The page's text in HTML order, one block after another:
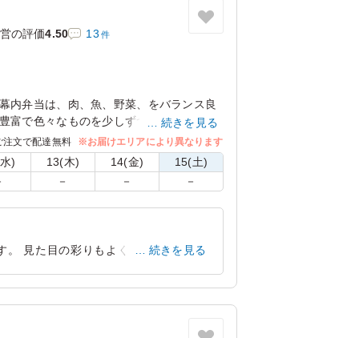
の評価4.50 13 件
内弁当は、肉、魚、野菜、をバランス良
富で色々なものを少しずつ食べたい方に
続きを見る
注文で配達無料 ※お届けエリアにより異なります
) 13(木) 14(金) 15(土)
－ － －
。 見た目の彩りもよくボリュームも
続きを見る